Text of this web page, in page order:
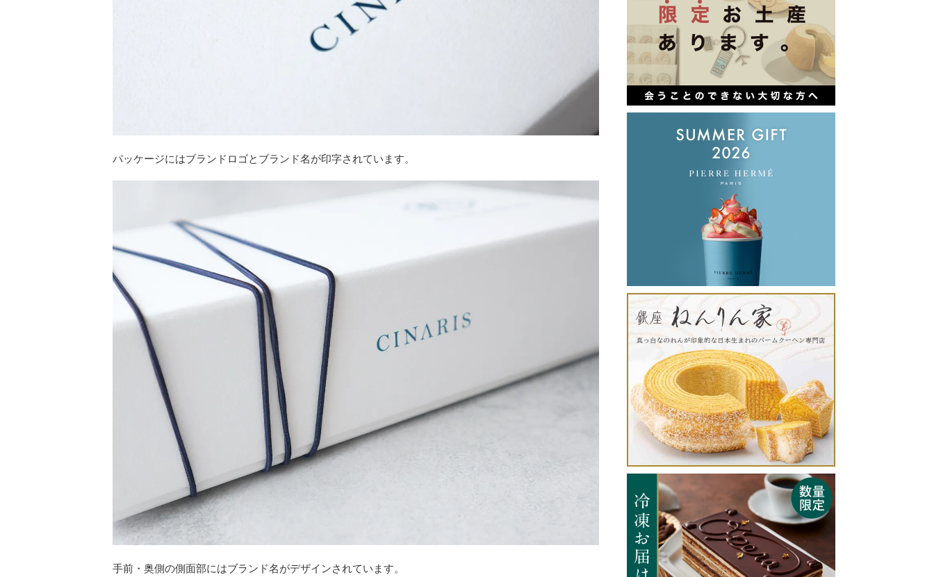
パッケージにはブランドロゴとブランド名が印字されています。
手前・奥側の側面部にはブランド名がデザインされています。